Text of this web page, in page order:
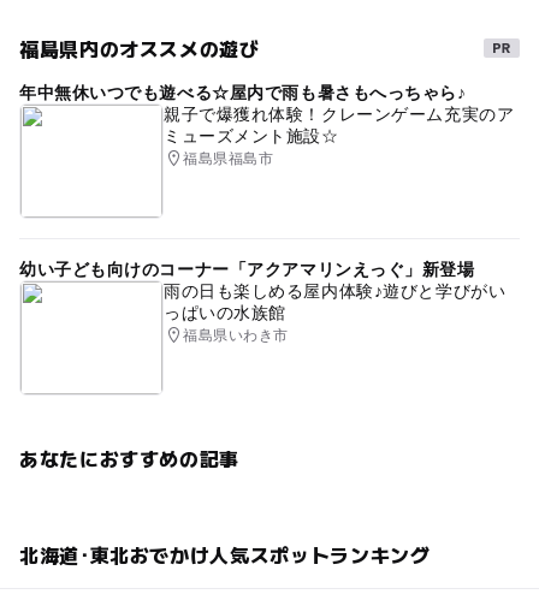
福島県内のオススメの遊び
年中無休いつでも遊べる☆屋内で雨も暑さもへっちゃら♪
親子で爆獲れ体験！クレーンゲーム充実のア
ミューズメント施設☆
福島県福島市
幼い子ども向けのコーナー「アクアマリンえっぐ」新登場
雨の日も楽しめる屋内体験♪遊びと学びがい
っぱいの水族館
福島県いわき市
あなたにおすすめの記事
北海道･東北おでかけ人気スポットランキング